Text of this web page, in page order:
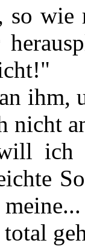
so wie
ihm,
nicht
ich
total